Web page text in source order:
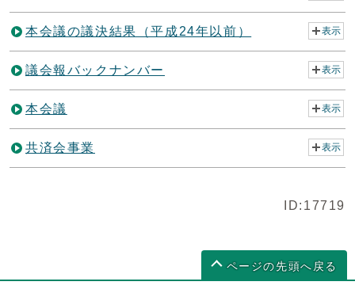
本会議の議決結果（平成24年以前） 表示
議会報バックナンバー 表示
本会議 表示
共済会事業 表示
ID:17719
ページの先頭へ戻る